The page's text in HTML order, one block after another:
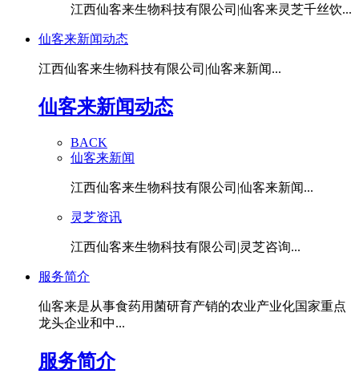
江西仙客来生物科技有限公司|仙客来灵芝千丝饮...
仙客来新闻动态
江西仙客来生物科技有限公司|仙客来新闻...
仙客来新闻动态
BACK
仙客来新闻
江西仙客来生物科技有限公司|仙客来新闻...
灵芝资讯
江西仙客来生物科技有限公司|灵芝咨询...
服务简介
仙客来是从事食药用菌研育产销的农业产业化国家重点
龙头企业和中...
服务简介